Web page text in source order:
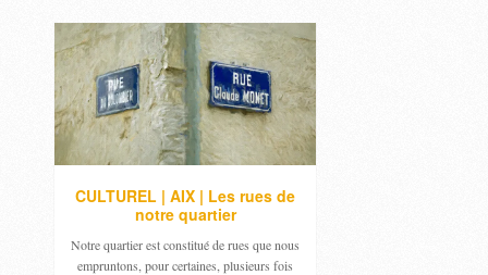
CULTUREL | AIX | Les rues de
notre quartier
Notre quartier est constitué de rues que nous
empruntons, pour certaines, plusieurs fois